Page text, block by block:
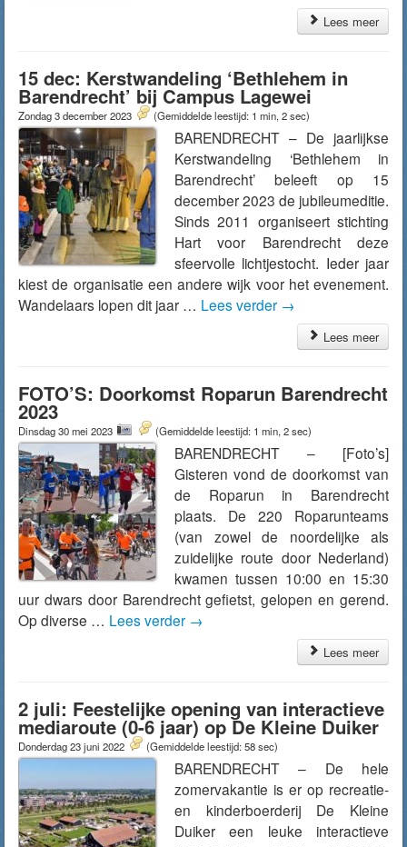
Lees meer
15 dec: Kerstwandeling ‘Bethlehem in
Barendrecht’ bij Campus Lagewei
Zondag 3 december 2023 (Gemiddelde leestijd: 1 min, 2 sec)
BARENDRECHT – De jaarlijkse
Kerstwandeling ‘Bethlehem in
Barendrecht’ beleeft op 15
december 2023 de jubileumeditie.
Sinds 2011 organiseert stichting
Hart voor Barendrecht deze
sfeervolle lichtjestocht. Ieder jaar
kiest de organisatie een andere wijk voor het evenement.
Wandelaars lopen dit jaar … Lees verder →
Lees meer
FOTO’S: Doorkomst Roparun Barendrecht
2023
Dinsdag 30 mei 2023 (Gemiddelde leestijd: 1 min, 2 sec)
BARENDRECHT – [Foto’s]
Gisteren vond de doorkomst van
de Roparun in Barendrecht
plaats. De 220 Roparunteams
(van zowel de noordelijke als
zuidelijke route door Nederland)
kwamen tussen 10:00 en 15:30
uur dwars door Barendrecht gefietst, gelopen en gerend.
Op diverse … Lees verder →
Lees meer
2 juli: Feestelijke opening van interactieve
mediaroute (0-6 jaar) op De Kleine Duiker
Donderdag 23 juni 2022 (Gemiddelde leestijd: 58 sec)
BARENDRECHT – De hele
zomervakantie is er op recreatie-
en kinderboerderij De Kleine
Duiker een leuke interactieve